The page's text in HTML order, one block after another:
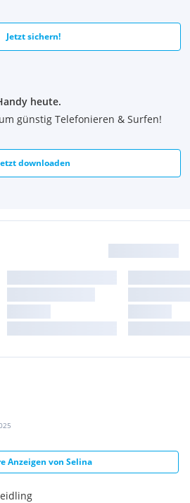
Jetzt sichern!
heute.
günstig Telefonieren & Surfen!
downloaden
Anzeigen von Selina